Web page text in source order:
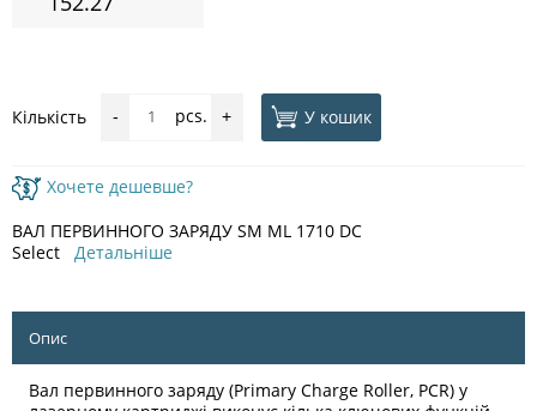
Кількість - pcs. + У кошик
Хочете дешевше?
ВАЛ ПЕРВИННОГО ЗАРЯДУ SM ML 1710 DC
Select Детальніше
Опис
Вал первинного заряду (Primary Charge Roller, PCR) у